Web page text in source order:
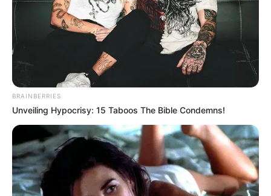
Profesi:
,Penyanyi
Kim Hyo Jin memulai karirnya sebagai model di majalah remaja
dan membuat debut aktingnya pada tahun 1999.
Ia kemudian membintangi drama berjudulEveryone Has Secrets
BRAINBERRIES
Unveiling Hypocrisy: 15 Taboos The Bible Condemns!